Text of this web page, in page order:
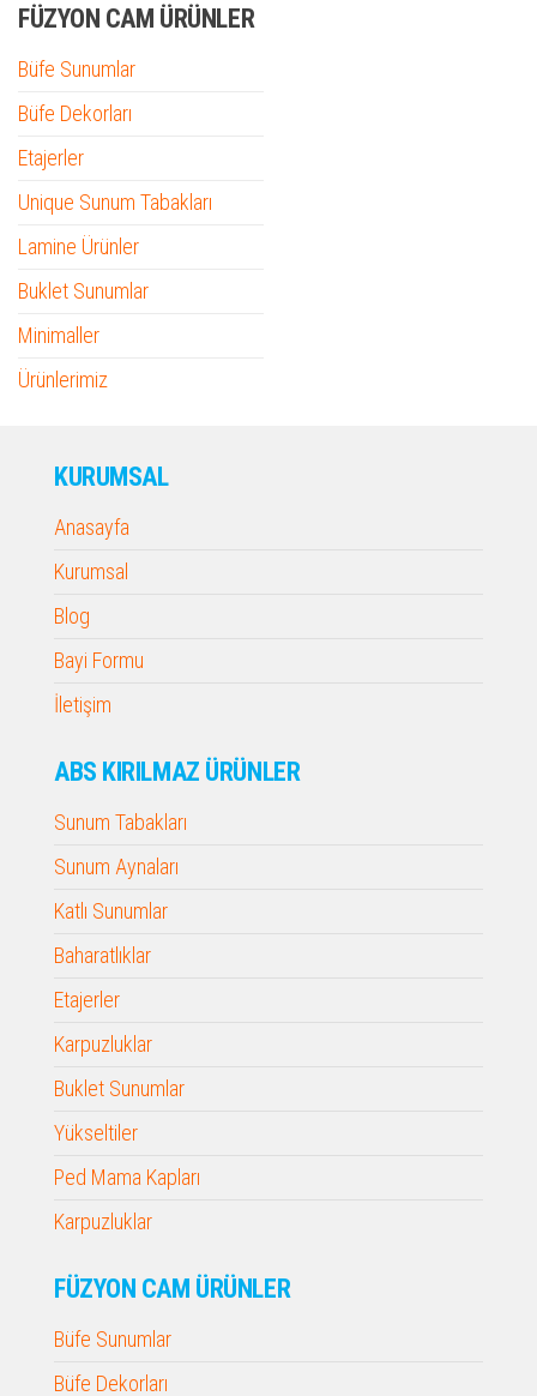
FÜZYON CAM ÜRÜNLER
Büfe Sunumlar
Büfe Dekorları
Etajerler
Unique Sunum Tabakları
Lamine Ürünler
Buklet Sunumlar
Minimaller
Ürünlerimiz
KURUMSAL
Anasayfa
Kurumsal
Blog
Bayi Formu
İletişim
ABS KIRILMAZ ÜRÜNLER
Sunum Tabakları
Sunum Aynaları
Katlı Sunumlar
Baharatlıklar
Etajerler
Karpuzluklar
Buklet Sunumlar
Yükseltiler
Ped Mama Kapları
Karpuzluklar
FÜZYON CAM ÜRÜNLER
Büfe Sunumlar
Büfe Dekorları